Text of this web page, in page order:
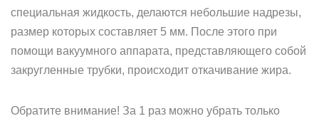
специальная жидкость, делаются небольшие надрезы,
размер которых составляет 5 мм. После этого при
помощи вакуумного аппарата, представляющего собой
закругленные трубки, происходит откачивание жира.
Обратите внимание! За 1 раз можно убрать только